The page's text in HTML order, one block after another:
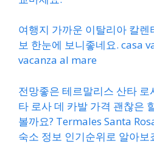
여행지 가까운 이탈리아 칼렌
보 한눈에 보니좋네요. casa
vacanza al mare
전망좋은 테르말리스 산타
타 로사 데 카발 가격 괜찮은
볼까요? Termales Santa
숙소 정보 인기순위로 알아보